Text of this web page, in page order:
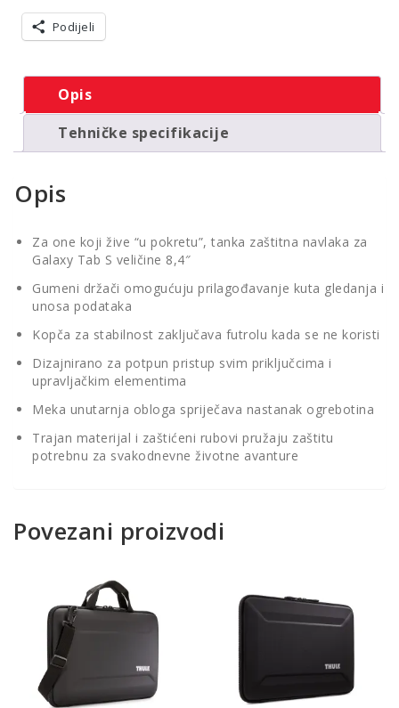
veličine
10,1"
crna
Podijeli
Opis
Tehničke specifikacije
Opis
Za one koji žive “u pokretu”, tanka zaštitna navlaka za
Galaxy Tab S veličine 8,4″
Gumeni držači omogućuju prilagođavanje kuta gledanja i
unosa podataka
Kopča za stabilnost zaključava futrolu kada se ne koristi
Dizajnirano za potpun pristup svim priključcima i
upravljačkim elementima
Meka unutarnja obloga spriječava nastanak ogrebotina
Trajan materijal i zaštićeni rubovi pružaju zaštitu
potrebnu za svakodnevne životne avanture
Povezani proizvodi